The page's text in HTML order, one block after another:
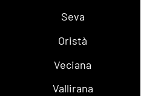
Seva
Oristà
Veciana
Vallirana